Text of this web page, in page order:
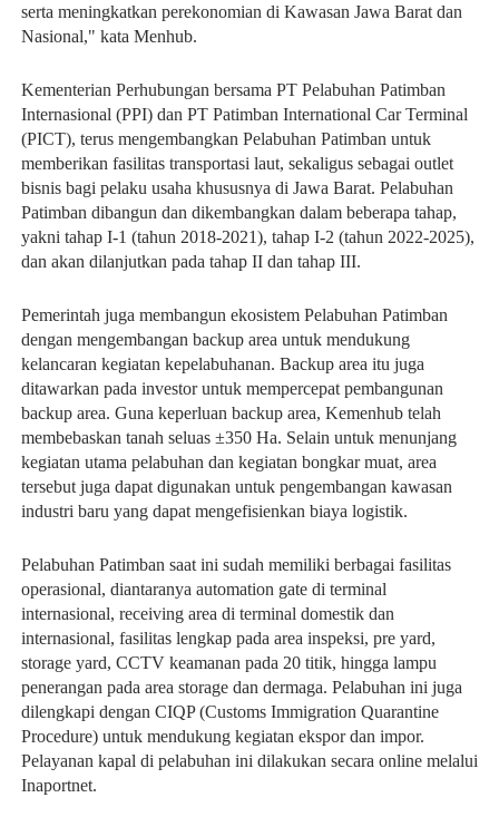
serta meningkatkan perekonomian di Kawasan Jawa Barat dan
Nasional," kata Menhub.
Kementerian Perhubungan bersama PT Pelabuhan Patimban
Internasional (PPI) dan PT Patimban International Car Terminal
(PICT), terus mengembangkan Pelabuhan Patimban untuk
memberikan fasilitas transportasi laut, sekaligus sebagai outlet
bisnis bagi pelaku usaha khususnya di Jawa Barat. Pelabuhan
Patimban dibangun dan dikembangkan dalam beberapa tahap,
yakni tahap I-1 (tahun 2018-2021), tahap I-2 (tahun 2022-2025),
dan akan dilanjutkan pada tahap II dan tahap III.
Pemerintah juga membangun ekosistem Pelabuhan Patimban
dengan mengembangan backup area untuk mendukung
kelancaran kegiatan kepelabuhanan. Backup area itu juga
ditawarkan pada investor untuk mempercepat pembangunan
backup area. Guna keperluan backup area, Kemenhub telah
membebaskan tanah seluas ±350 Ha. Selain untuk menunjang
kegiatan utama pelabuhan dan kegiatan bongkar muat, area
tersebut juga dapat digunakan untuk pengembangan kawasan
industri baru yang dapat mengefisienkan biaya logistik.
Pelabuhan Patimban saat ini sudah memiliki berbagai fasilitas
operasional, diantaranya automation gate di terminal
internasional, receiving area di terminal domestik dan
internasional, fasilitas lengkap pada area inspeksi, pre yard,
storage yard, CCTV keamanan pada 20 titik, hingga lampu
penerangan pada area storage dan dermaga. Pelabuhan ini juga
dilengkapi dengan CIQP (Customs Immigration Quarantine
Procedure) untuk mendukung kegiatan ekspor dan impor.
Pelayanan kapal di pelabuhan ini dilakukan secara online melalui
Inaportnet.